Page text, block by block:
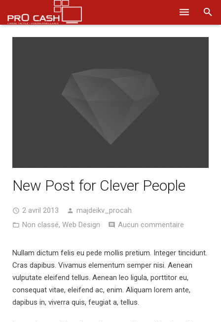
Nos solutions
New Post for Clever People
2 avril 2013
majdeikv_procah
Non classé, Web Design Aucun commentaire
Nullam dictum felis eu pede mollis pretium. Integer tincidunt.
Cras dapibus. Vivamus elementum semper nisi. Aenean
vulputate eleifend tellus. Aenean leo ligula, porttitor eu,
consequat vitae, eleifend ac, enim. Aliquam lorem ante,
dapibus in, viverra quis, feugiat a, tellus.